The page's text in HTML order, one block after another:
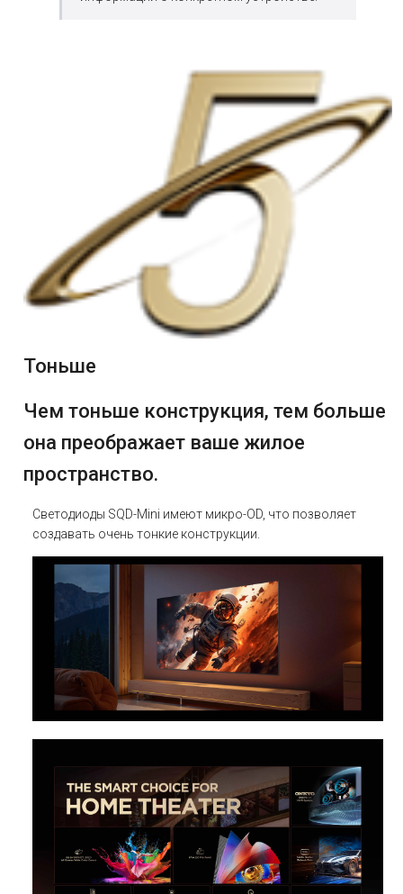
Тоньше
Чем тоньше конструкция, тем больше
она преображает ваше жилое
пространство.
Светодиоды SQD-Mini имеют микро-OD, что позволяет
создавать очень тонкие конструкции.